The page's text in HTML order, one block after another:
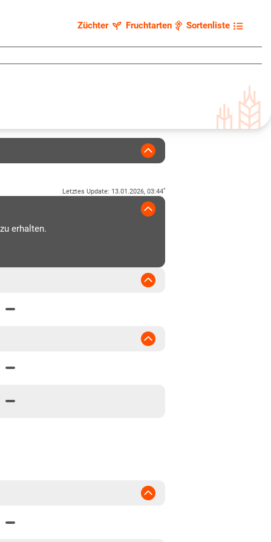
Züchter Fruchtarten Sortenliste
Letztes Update: 13.01.2026, 03:44*
erhalten.